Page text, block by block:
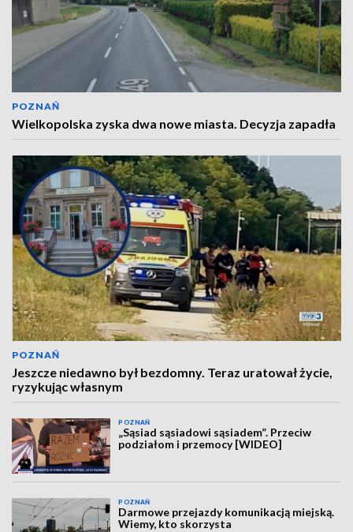
POZNAŃ
Wielkopolska zyska dwa nowe miasta. Decyzja zapadła
POZNAŃ
Jeszcze niedawno był bezdomny. Teraz uratował życie,
ryzykując własnym
POZNAŃ
„Sąsiad sąsiadowi sąsiadem”. Przeciw
podziałom i przemocy [WIDEO]
POZNAŃ
Darmowe przejazdy komunikacją miejską.
Wiemy, kto skorzysta